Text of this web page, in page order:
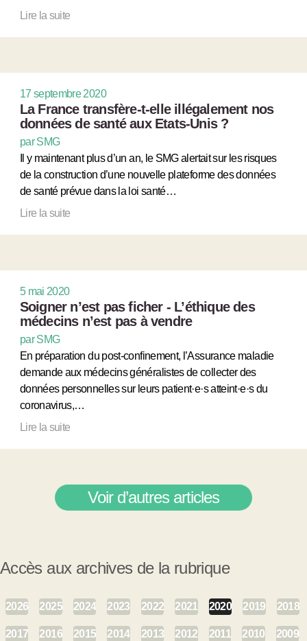
Lire la suite
17 septembre 2020
La France transfère-t-elle illégalement nos
données de santé aux Etats-Unis ?
par SMG
Il y maintenant plus d’un an, le SMG alertait sur les risques
de la construction d’une nouvelle plateforme des données
de santé prévue dans la loi santé…
Lire la suite
5 mai 2020
Soigner n’est pas ficher - L’éthique des
médecins n’est pas à vendre
par SMG
En préparation du post-confinement, l’Assurance maladie
demande aux médecins généralistes de collecter des
données personnelles sur leurs patient·e·s atteint·e·s du
coronavirus,…
Lire la suite
Voir d’autres articles
Accès aux archives de la rubrique
2026 2025 2024 2023 2022 2021 2020 2019 2018
2017 2016 2015 2014 2013 2012 2011 2010 2009